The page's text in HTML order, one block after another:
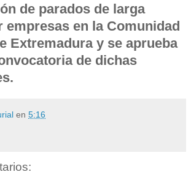
de parados de larga
empresas en la Comunidad
Extremadura y se aprueba
de dichas
en 5:16